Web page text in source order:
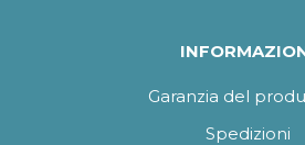
Garanzia del
Spedizioni